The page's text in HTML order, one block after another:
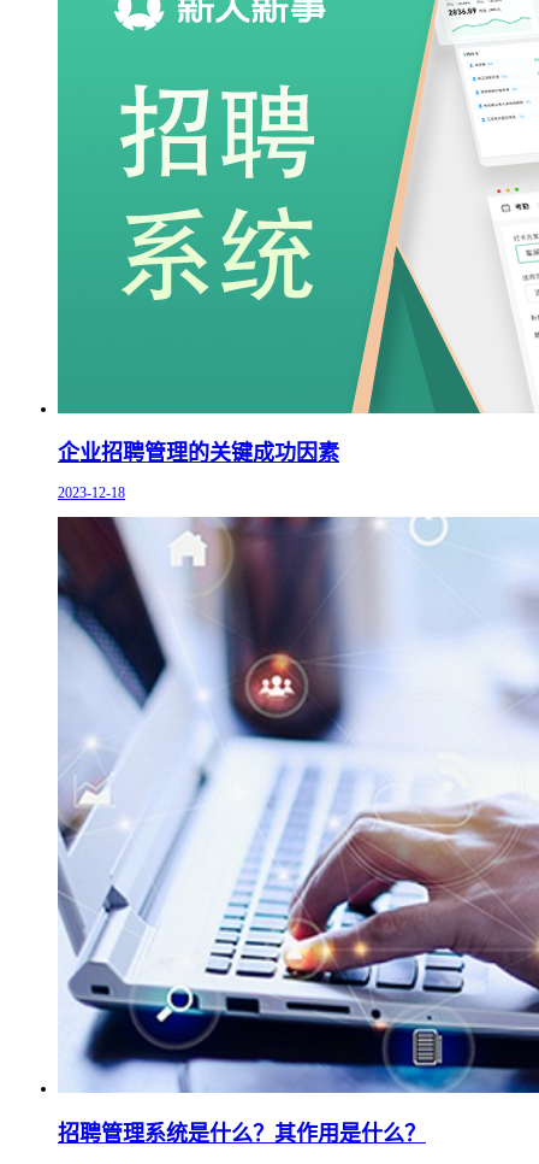
企业招聘管理的关键成功因素
2023-12-18
招聘管理系统是什么？其作用是什么？